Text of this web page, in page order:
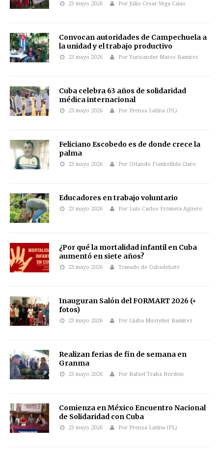
23 mayo 2026 Por Julio César Vega Calas
Convocan autoridades de Campechuela a
la unidad y el trabajo productivo
23 mayo 2026 Por Yurisander Matos Ramírez
Cuba celebra 63 años de solidaridad
médica internacional
23 mayo 2026 Por Prensa Latina (PL)
Feliciano Escobedo es de donde crece la
palma
23 mayo 2026 Por Orlando Fombellida Claro
Educadores en trabajo voluntario
23 mayo 2026 Por Luis Carlos Frómeta Agüero
¿Por qué la mortalidad infantil en Cuba
aumentó en siete años?
23 mayo 2026 Tomado de Cubadebate
Inauguran Salón del FORMART 2026 (+
fotos)
23 mayo 2026 Por Liuba Mustelier Ramirez
Realizan ferias de fin de semana en
Granma
23 mayo 2026 Por Rafael Traba Bordón
Comienza en México Encuentro Nacional
de Solidaridad con Cuba
23 mayo 2026 Por Prensa Latina (PL)